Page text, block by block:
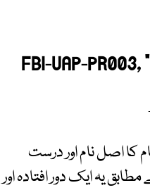
FBI-UAP-PR003,
کا اصل نام اور درست
یہ ایک دور افتادہ اور